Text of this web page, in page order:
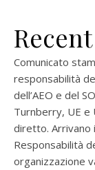
Comunicato
responsabilità
dell’AEO e del
Turnberry, UE e
diretto. Arrivano
Responsabilità
organizzazione